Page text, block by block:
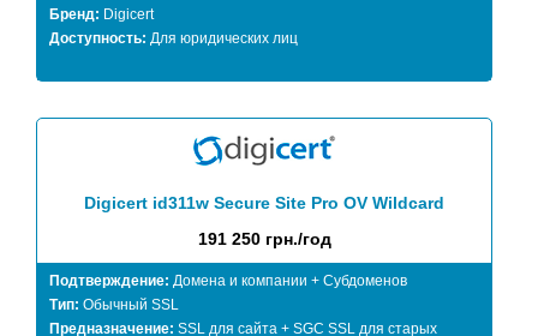
Бренд: Digicert
Доступность: Для юридических лиц
Digicert id311w Secure Site Pro OV Wildcard
191 250 грн./год
Подтверждение: Домена и компании + Субдоменов
Тип: Обычный SSL
Предназначение: SSL для сайта + SGC SSL для старых